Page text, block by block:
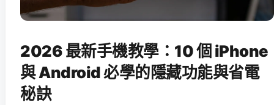
2026 最新手機教學：10 個 iPhone
與 Android 必學的隱藏功能與省電
秘訣